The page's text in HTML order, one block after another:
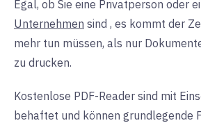
Egal, ob Sie eine Privatperson oder
Unternehmen sind , es kommt der
mehr tun müssen, als nur
zu drucken.
Kostenlose PDF-Reader sind mit
behaftet und können grundlegende